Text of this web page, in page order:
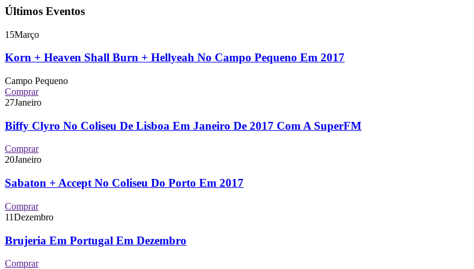
Últimos Eventos
15Março
Korn + Heaven Shall Burn + Hellyeah No Campo Pequeno Em 2017
Campo Pequeno
Comprar
27Janeiro
Biffy Clyro No Coliseu De Lisboa Em Janeiro De 2017 Com A SuperFM
Comprar
20Janeiro
Sabaton + Accept No Coliseu Do Porto Em 2017
Comprar
11Dezembro
Brujeria Em Portugal Em Dezembro
Comprar